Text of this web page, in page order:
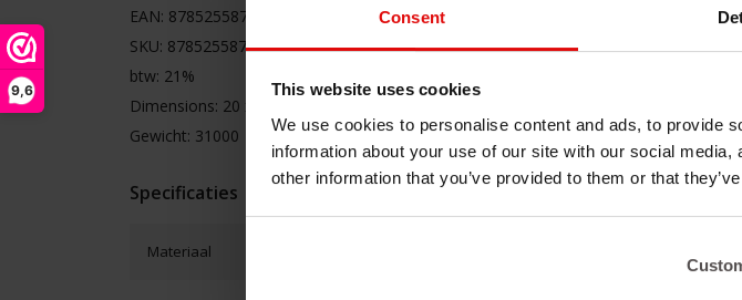
Consent
This website uses cookies
We use cookies to personalise content and ads, to provide
information about your use of our site with our social
other information that you’ve provided to them or that
9,6
EAN: 8785255870364
SKU: 8785255870364
btw: 21%
Dimensions: 20 x 0 x 105
Gewicht: 31000
Specificaties
Materiaal